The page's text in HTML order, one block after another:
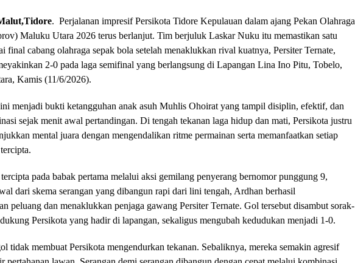
. Perjalanan impresif Persikota Tidore Kepulauan dalam ajang Pekan Olahraga
Maluku Utara 2026 terus berlanjut. Tim berjuluk Laskar Nuku itu memastikan satu
final cabang olahraga sepak bola setelah menaklukkan rival kuatnya, Persiter Ternate,
2-0 pada laga semifinal yang berlangsung di Lapangan Lina Ino Pitu, Tobelo,
Kamis (11/6/2026).
menjadi bukti ketangguhan anak asuh Muhlis Ohoirat yang tampil disiplin, efektif, dan
sejak menit awal pertandingan. Di tengah tekanan laga hidup dan mati, Persikota justru
mental juara dengan mengendalikan ritme permainan serta memanfaatkan setiap
pada babak pertama melalui aksi gemilang penyerang bernomor punggung 9,
dari skema serangan yang dibangun rapi dari lini tengah, Ardhan berhasil
peluang dan menaklukkan penjaga gawang Persiter Ternate. Gol tersebut disambut sorak-
Persikota yang hadir di lapangan, sekaligus mengubah kedudukan menjadi 1-0.
tidak membuat Persikota mengendurkan tekanan. Sebaliknya, mereka semakin agresif